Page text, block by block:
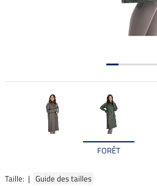
FORÊT
Taille: | Guide des tailles